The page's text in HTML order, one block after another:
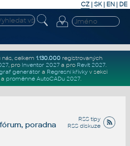
CZ | SK| EN | DE
nás, celkem 1.130.000registrovaných
, pro Inventor 2027a pro Revit 2027.
generátor a Regresní křivkyv sekci
proměnné AutoCADu 2027.
RSS tipy
RSS diskuze
poradna